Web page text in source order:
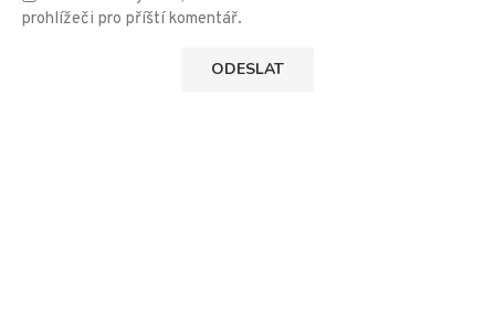
prohlížeči pro příští komentář.